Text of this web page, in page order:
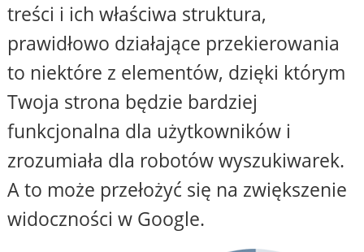
treści i ich właściwa struktura,
prawidłowo działające przekierowania
to niektóre z elementów, dzięki którym
Twoja strona będzie bardziej
funkcjonalna dla użytkowników i
zrozumiała dla robotów wyszukiwarek.
A to może przełożyć się na zwiększenie
widoczności w Google.